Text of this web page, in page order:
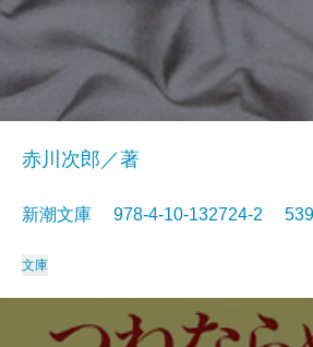
赤川次郎／著
新潮文庫 978-4-10-132724-2
文庫